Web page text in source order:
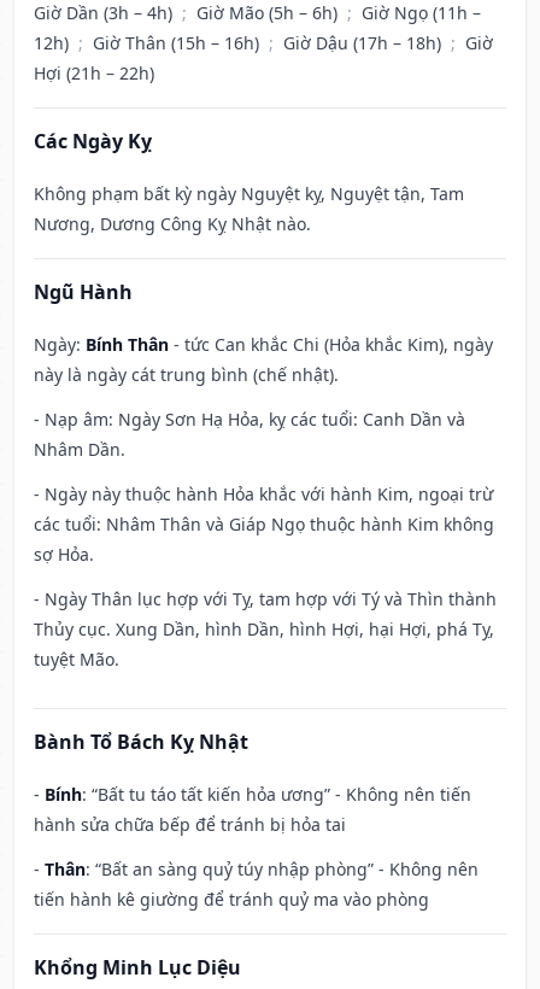
Giờ Dần (3h – 4h) ; Giờ Mão (5h – 6h) ; Giờ Ngọ (11h –
12h) ; Giờ Thân (15h – 16h) ; Giờ Dậu (17h – 18h) ; Giờ
Hợi (21h – 22h)
Các Ngày Kỵ
Không phạm bất kỳ ngày Nguyệt kỵ, Nguyệt tận, Tam
Nương, Dương Công Kỵ Nhật nào.
Ngũ Hành
Ngày: Bính Thân - tức Can khắc Chi (Hỏa khắc Kim), ngày
này là ngày cát trung bình (chế nhật).
- Nạp âm: Ngày Sơn Hạ Hỏa, kỵ các tuổi: Canh Dần và
Nhâm Dần.
- Ngày này thuộc hành Hỏa khắc với hành Kim, ngoại trừ
các tuổi: Nhâm Thân và Giáp Ngọ thuộc hành Kim không
sợ Hỏa.
- Ngày Thân lục hợp với Tỵ, tam hợp với Tý và Thìn thành
Thủy cục. Xung Dần, hình Dần, hình Hợi, hại Hợi, phá Tỵ,
tuyệt Mão.
Bành Tổ Bách Kỵ Nhật
- Bính: “Bất tu táo tất kiến hỏa ương” - Không nên tiến
hành sửa chữa bếp để tránh bị hỏa tai
- Thân: “Bất an sàng quỷ túy nhập phòng” - Không nên
tiến hành kê giường để tránh quỷ ma vào phòng
Khổng Minh Lục Diệu